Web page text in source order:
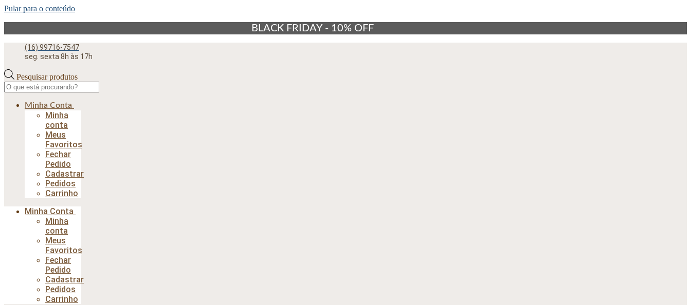
Pular para o conteúdo
BLACK FRIDAY - 10% OFF
(16) 99716-7547
seg. sexta 8h às 17h
Pesquisar produtos
Minha Conta
Minha
conta
Meus
Favoritos
Fechar
Pedido
Cadastrar
Pedidos
Carrinho
Minha Conta
Minha
conta
Meus
Favoritos
Fechar
Pedido
Cadastrar
Pedidos
Carrinho